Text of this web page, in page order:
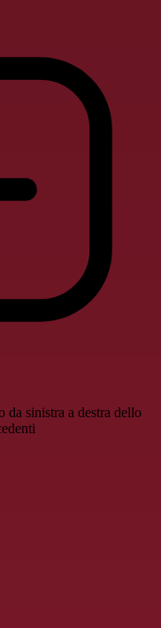
sinistra a destra dello